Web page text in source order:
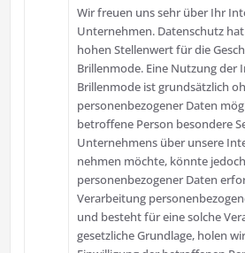
Wir freuen uns sehr über Ihr
Unternehmen. Datenschutz
hohen Stellenwert für die
Brillenmode. Eine Nutzung der
Brillenmode ist grundsätzlich
personenbezogener Daten
betroffene Person besondere
Unternehmens über unsere
nehmen möchte, könnte
personenbezogener Daten
Verarbeitung
und besteht für eine solche
gesetzliche Grundlage, holen